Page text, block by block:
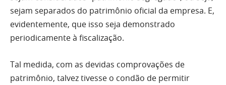
sejam separados do patrimônio oficial da empresa. E,
evidentemente, que isso seja demonstrado
periodicamente à fiscalização.
Tal medida, com as devidas comprovações de
patrimônio, talvez tivesse o condão de permitir